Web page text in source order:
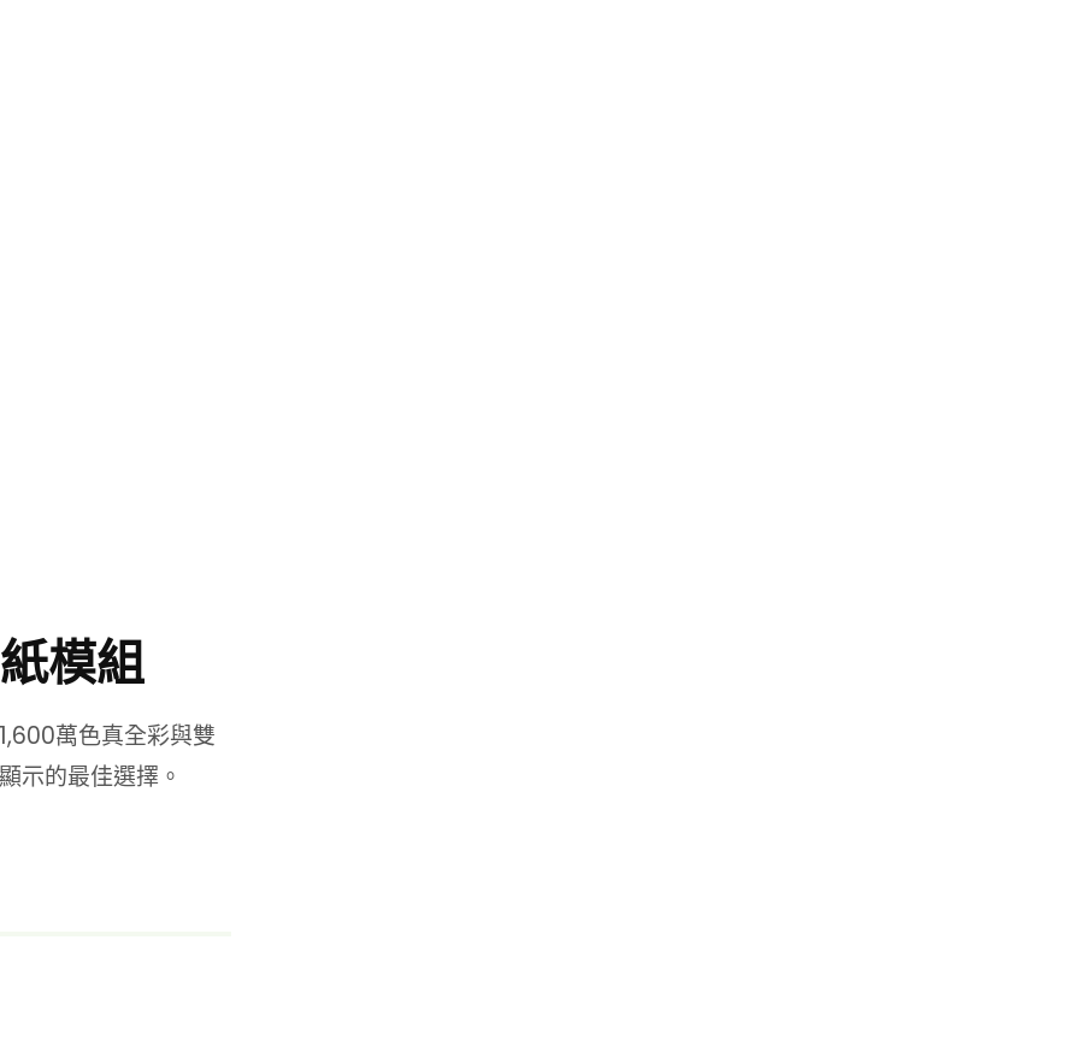
模組
萬色真全彩與雙
示的最佳選擇。